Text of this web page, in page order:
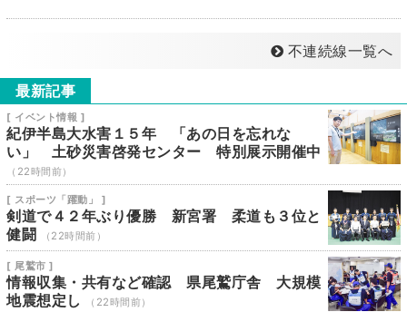
不連続線一覧へ
最新記事
[ イベント情報 ]
紀伊半島大水害１５年 「あの日を忘れな
い」 土砂災害啓発センター 特別展示開催中
（22時間前）
[ スポーツ「躍動」 ]
剣道で４２年ぶり優勝 新宮署 柔道も３位と
健闘
（22時間前）
[ 尾鷲市 ]
情報収集・共有など確認 県尾鷲庁舎 大規模
地震想定し
（22時間前）